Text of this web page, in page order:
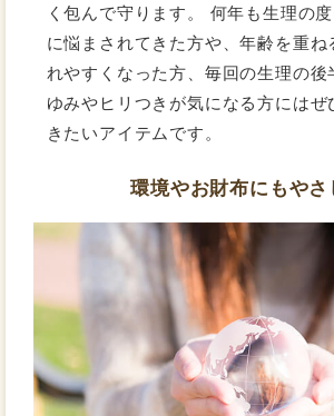
く包んで守ります。 何年も生理の
に悩まされてきた方や、年齢を重ね
れやすくなった方、毎回の生理の後
ゆみやヒリつきが気になる方にはぜ
きたいアイテムです。
環境やお財布にもやさ